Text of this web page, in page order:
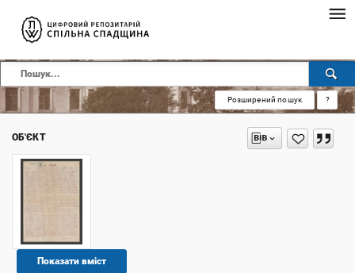
Розширений пошук ?
ОБ'ЄКТ
Показати вміст